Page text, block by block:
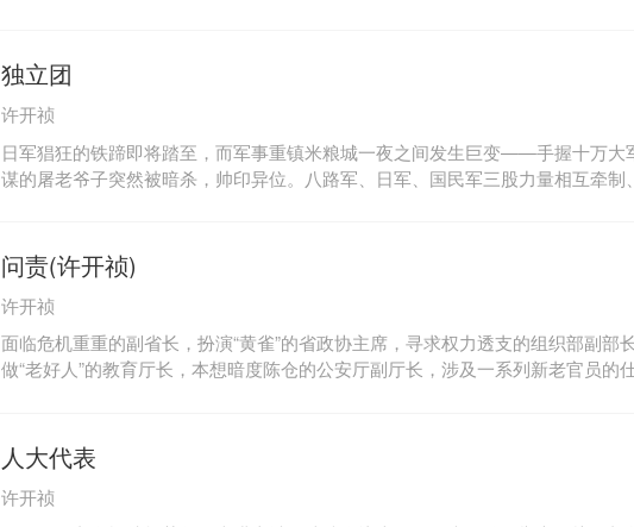
弈中拔得头筹，《高位过招：省委常委的升迁与为官艺术》为你展示的是一场没
争。《高位过招：省委常委的升迁与为官艺术》直击省委班子的权利平衡问题，
故事中体验仕途升迁权谋之道。揭示官场上的联盟是不可靠的，自己才是自己出
者。继而引发人们对整个官场仕途升降、权力平衡的反思。《高位过招：省委常
为官艺术》是一部大型长篇官场系列小说，悬而未决的结尾，预示着精彩的下文
快看到主人公如何在仕途升迁、权力反思中，凭一己之力与众利益集团周旋，最
班子里人事调动此起披伏。明升暗降，暗降名升，各方势力此消彼长。海州市委
从波诡云谲的官场中悟出一个道理：官场上的联盟是不可靠的，自己才是自己出
升降、权力平衡的反思便在这暗流涌动之所展开……
独立团
许开祯
日军猖狂的铁蹄即将踏至，而军事重镇米粮城一夜之间发生巨变——手握十万大
谋的屠老爷子突然被暗杀，帅印异位。八路军、日军、国民军三股力量相互牵制
群顶天立地的男儿，一群被虏的美丽女子，一场撕心裂肺的血腥屠杀。战争、谍
友情……
问责(许开祯)
许开祯
面临危机重重的副省长，扮演“黄雀”的省政协主席，寻求权力透支的组织部副部
做“老好人”的教育厅长，本想暗度陈仓的公安厅副厅长，涉及一系列新老官员的
人大代表
许开祯